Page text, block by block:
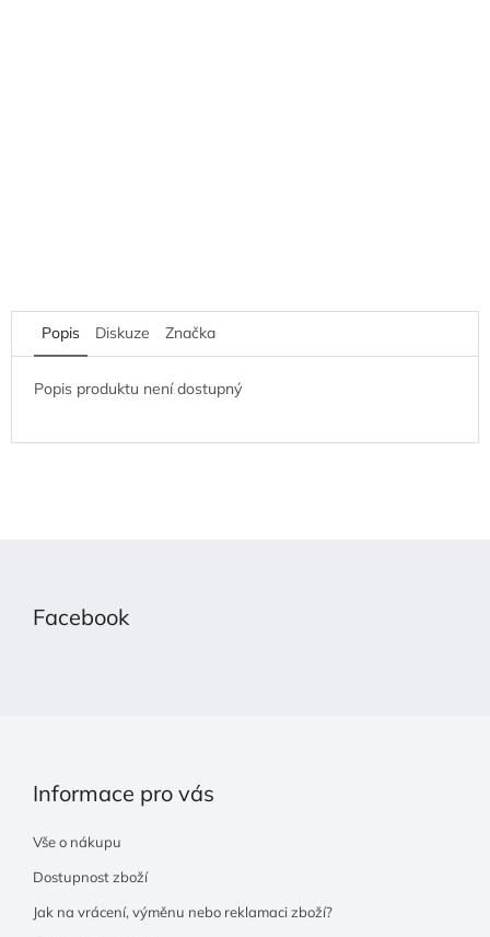
Popis Diskuze Značka
Popis produktu není dostupný
Facebook
Informace pro vás
Vše o nákupu
Dostupnost zboží
Jak na vrácení, výměnu nebo reklamaci zboží?